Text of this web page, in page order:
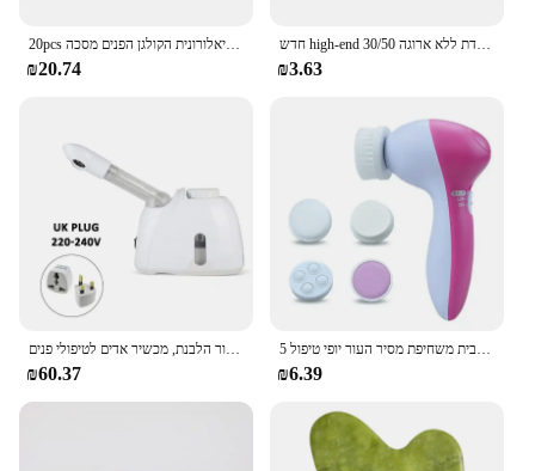
20pcs חומצה היאלורונית הקולגן הפנים מסכה skincare לחות מיצוק לחות מיצוק מסיכות פנים גיליון מסכה טיפול העור קוריאני
₪20.74
חדש high-end 30/50 יח 'מסיכת פנים דחוסים מסיכת פנים ניידת ללא ארוגה מסיכת פנים ניידת ללא ארוגה
₪3.63
אוזון ספינת פנים חם ערפל אדים עבור פנים עמוק ניקוי מאדה מרסס סלון בית ספא טיפוח עור הלבנת, מכשיר אדים לטיפולי פנים
₪60.37
5 ב 1 פנים ניקוי פנים נקבובית ניקוי פנים מעסה חשמלית עמוק ניקוי מברשת נקבובית משחיפת מסיר העור יופי טיפול
₪6.39